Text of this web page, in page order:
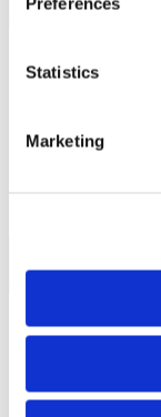
Statistics
Marketing